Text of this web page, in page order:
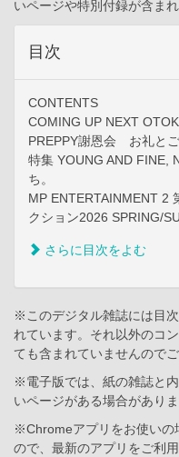
いページや特別付録が含ま
目次
CONTENTS
COMING UP NEXT
PREPPY謝恩会 お礼と
特集 YOUNG AND FINE,
ち。
MP ENTERTAINMENT 2
クション2026 SPRING/
さらに目次をよむ
※このデジタル雑誌には目
れています。それ以外のコ
ても含まれていませんのでご
※電子版では、紙の雑誌と
いページがある場合がありま
※Chromeアプリをお使いの
ので、最新のアプリをご利用